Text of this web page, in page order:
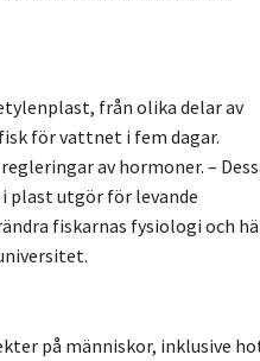
från olika delar av
för vattnet i fem dagar.
av hormoner. –
plast utgör för levande
fiskarnas fysiologi och
på människor, inklusive